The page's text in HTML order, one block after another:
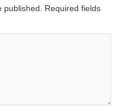
published. Required fields